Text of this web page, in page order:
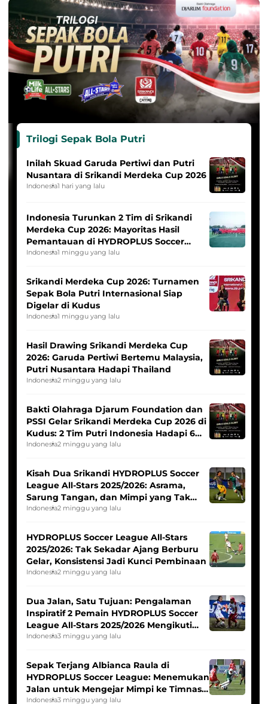
Trilogi Sepak Bola Putri
Inilah Skuad Garuda Pertiwi dan Putri
Nusantara di Srikandi Merdeka Cup 2026
Indonesia1 hari yang lalu
Indonesia Turunkan 2 Tim di Srikandi
Merdeka Cup 2026: Mayoritas Hasil
Pemantauan di HYDROPLUS Soccer
League
Indonesia1 minggu yang lalu
Srikandi Merdeka Cup 2026: Turnamen
Sepak Bola Putri Internasional Siap
Digelar di Kudus
Indonesia1 minggu yang lalu
Hasil Drawing Srikandi Merdeka Cup
2026: Garuda Pertiwi Bertemu Malaysia,
Putri Nusantara Hadapi Thailand
Indonesia2 minggu yang lalu
Bakti Olahraga Djarum Foundation dan
PSSI Gelar Srikandi Merdeka Cup 2026 di
Kudus: 2 Tim Putri Indonesia Hadapi 6
Tim Asia
Indonesia2 minggu yang lalu
Kisah Dua Srikandi HYDROPLUS Soccer
League All-Stars 2025/2026: Asrama,
Sarung Tangan, dan Mimpi yang Tak
Pernah Padam
Indonesia2 minggu yang lalu
HYDROPLUS Soccer League All-Stars
2025/2026: Tak Sekadar Ajang Berburu
Gelar, Konsistensi Jadi Kunci Pembinaan
Indonesia2 minggu yang lalu
Dua Jalan, Satu Tujuan: Pengalaman
Inspiratif 2 Pemain HYDROPLUS Soccer
League All-Stars 2025/2026 Mengikuti
Seleksi Timnas Indonesia Putri
Indonesia3 minggu yang lalu
Sepak Terjang Albianca Raula di
HYDROPLUS Soccer League: Menemukan
Jalan untuk Mengejar Mimpi ke Timnas
Indonesia Putri
Indonesia3 minggu yang lalu